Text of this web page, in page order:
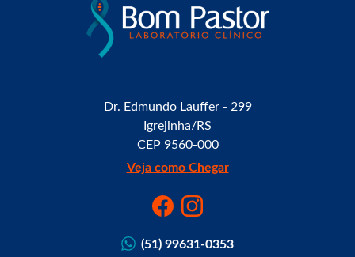
Dr. Edmundo Lauffer - 299
Igrejinha/RS
CEP 9560-000
Veja como Chegar
(51) 99631-0353